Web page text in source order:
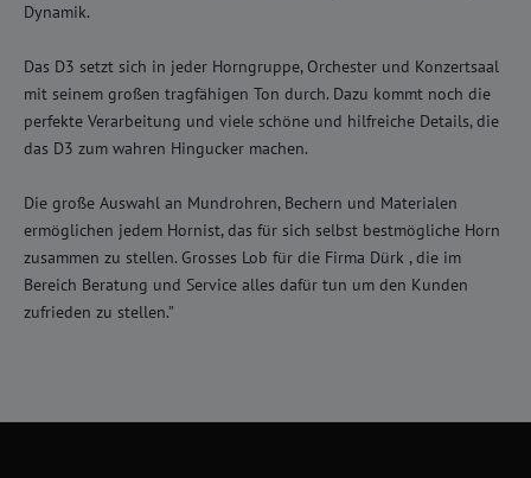
Dynamik.
Das D3 setzt sich in jeder Horngruppe, Orchester und Konzertsaal
mit seinem großen tragfähigen Ton durch. Dazu kommt noch die
perfekte Verarbeitung und viele schöne und hilfreiche Details, die
das D3 zum wahren Hingucker machen.
Die große Auswahl an Mundrohren, Bechern und Materialen
ermöglichen jedem Hornist, das für sich selbst bestmögliche Horn
zusammen zu stellen. Grosses Lob für die Firma Dürk , die im
Bereich Beratung und Service alles dafür tun um den Kunden
zufrieden zu stellen.”